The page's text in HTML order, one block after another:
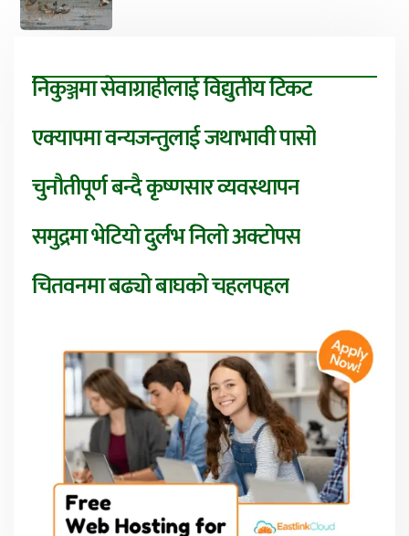
निकुञ्जमा सेवाग्राहीलाई विद्युतीय टिकट
एक्यापमा वन्यजन्तुलाई जथाभावी पासो
चुनौतीपूर्ण बन्दै कृष्णसार व्यवस्थापन
समुद्रमा भेटियो दुर्लभ निलो अक्टोपस
चितवनमा बढ्यो बाघको चहलपहल